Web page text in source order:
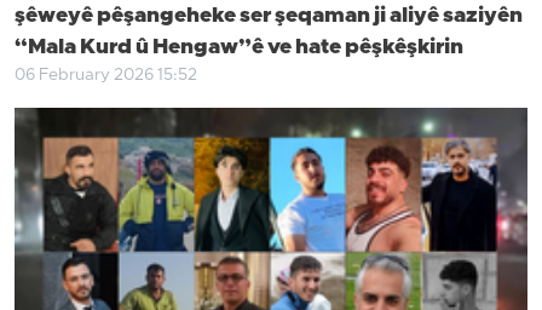
şêweyê pêşangeheke ser şeqaman ji aliyê saziyên
“Mala Kurd û Hengaw”ê ve hate pêşkêşkirin
06 February 2026 15:52